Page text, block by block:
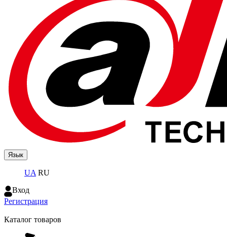
Язык
UA RU
Вход
Регистрация
Каталог товаров